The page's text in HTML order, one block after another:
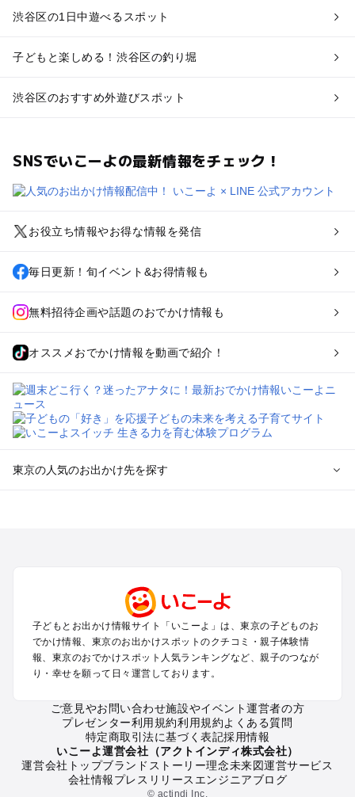
渋谷区の1日中遊べるスポット
子どもと楽しめる！渋谷区の釣り堀
渋谷区のおすすめ外遊びスポット
SNSでいこーよの最新情報をチェック！
お役立ち情報やお得な情報を発信
毎日更新！旬イベント&お得情報も
無料招待企画や話題のおでかけ情報も
オススメおでかけ情報を動画で紹介！
東京の人気のお出かけ先を探す
町田・相模原・愛川・上野原のプールお出かけ
渋谷・原宿・恵比寿・中目黒・自由が丘のプールお出かけ
池袋・赤羽・王子・巣鴨・目白・石神井のプールお出かけ
新宿・高田馬場・代々木・千駄ヶ谷のプールお出かけ
銀座・丸の内・日本橋・有楽町・築地・月島のプールお出かけ
小金井・小平・西東京・東村山・東久留米のプールお出かけ
府中・調布・狛江のプールお出かけ
青梅・奥多摩のプールお出かけ
蒲田・大森・羽田周辺のプールお出かけ
葛西・新木場・亀戸・亀有・柴又のプールお出かけ
子どもとお出かけ情報サイト「いこーよ」は、東京の子どものお
でかけ情報、東京のお出かけスポットのクチコミ・親子体験情
報、東京のおでかけスポット人気ランキングなど、親子のつなが
り・幸せを願って日々運営しております。
ご意見やお問い合わせ施設やイベント運営者の方
プレゼンター利用規約利用規約よくある質問
特定商取引法に基づく表記採用情報
いこーよ運営会社（アクトインディ株式会社）
運営会社トップブランドストーリー理念未来図運営サービス
会社情報プレスリリース エンジニアブログ
© actindi Inc.